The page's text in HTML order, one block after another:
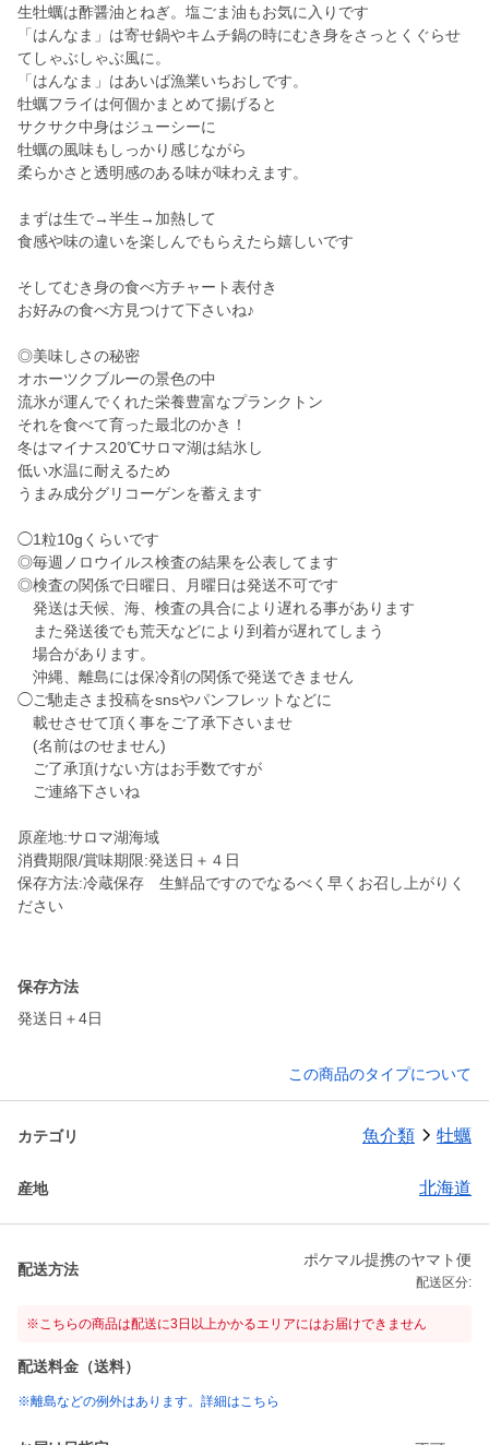
生牡蠣は酢醤油とねぎ。塩ごま油もお気に入りです
「はんなま」は寄せ鍋やキムチ鍋の時にむき身をさっとくぐらせ
てしゃぶしゃぶ風に。
「はんなま」はあいば漁業いちおしです。
牡蠣フライは何個かまとめて揚げると
サクサク中身はジューシーに
牡蠣の風味もしっかり感じながら
柔らかさと透明感のある味が味わえます。
まずは生で→半生→加熱して
食感や味の違いを楽しんでもらえたら嬉しいです
そしてむき身の食べ方チャート表付き
お好みの食べ方見つけて下さいね♪
◎美味しさの秘密
オホーツクブルーの景色の中
流氷が運んでくれた栄養豊富なプランクトン
それを食べて育った最北のかき！
冬はマイナス20℃サロマ湖は結氷し
低い水温に耐えるため
うまみ成分グリコーゲンを蓄えます
◯1粒10gくらいです
◎毎週ノロウイルス検査の結果を公表してます
◎検査の関係で日曜日、月曜日は発送不可です
発送は天候、海、検査の具合により遅れる事があります
また発送後でも荒天などにより到着が遅れてしまう
場合があります。
沖縄、離島には保冷剤の関係で発送できません
◯ご馳走さま投稿をsnsやパンフレットなどに
載せさせて頂く事をご了承下さいませ
(名前はのせません)
ご了承頂けない方はお手数ですが
ご連絡下さいね
原産地:サロマ湖海域
消費期限/賞味期限:発送日＋４日
保存方法:冷蔵保存 生鮮品ですのでなるべく早くお召し上がりく
ださい
保存方法
発送日＋4日
この商品のタイプについて
カテゴリ 魚介類 牡蠣
産地 北海道
配送方法
ポケマル提携のヤマト便
配送区分:
※こちらの商品は配送に3日以上かかるエリアにはお届けできません
配送料金（送料）
※離島などの例外はあります。詳細はこちら